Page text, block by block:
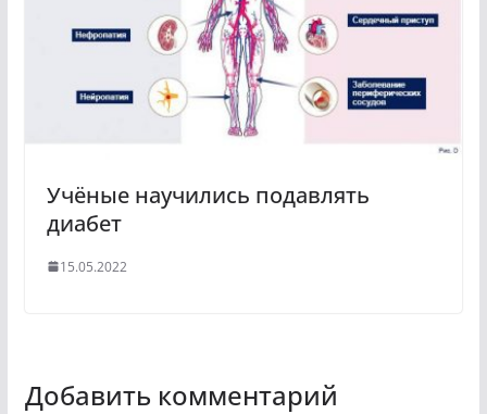
Учёные научились подавлять
диабет
15.05.2022
Добавить комментарий